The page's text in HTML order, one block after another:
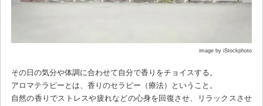
image by iStockphoto
その日の気分や体調に合わせて自分で香りをチョイスする。
アロマテラピーとは、香りのセラピー（療法）ということ。
自然の香りでストレスや疲れなどの心身を回復させ、リラックスさせ